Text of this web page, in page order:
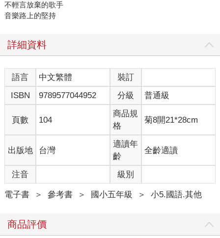
不輕言放棄的歌手
音樂路上的堅持
詳細資料
語言 中文繁體
裝訂
ISBN
9789577044952 分級 普通級
頁數 104
商品規
格
菊8開21*28cm
出版地 台灣
適讀年
齡
全齡適讀
注音 級別
電子書 ＞ 參考書 ＞ 國小五年級 ＞ 小5.國語.其他
商品評價